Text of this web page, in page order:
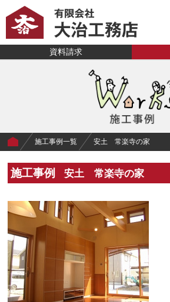
有限会社大治工
資料請求
施工事例一覧 安土 常楽寺の家
施工事例 安土 常楽寺の家